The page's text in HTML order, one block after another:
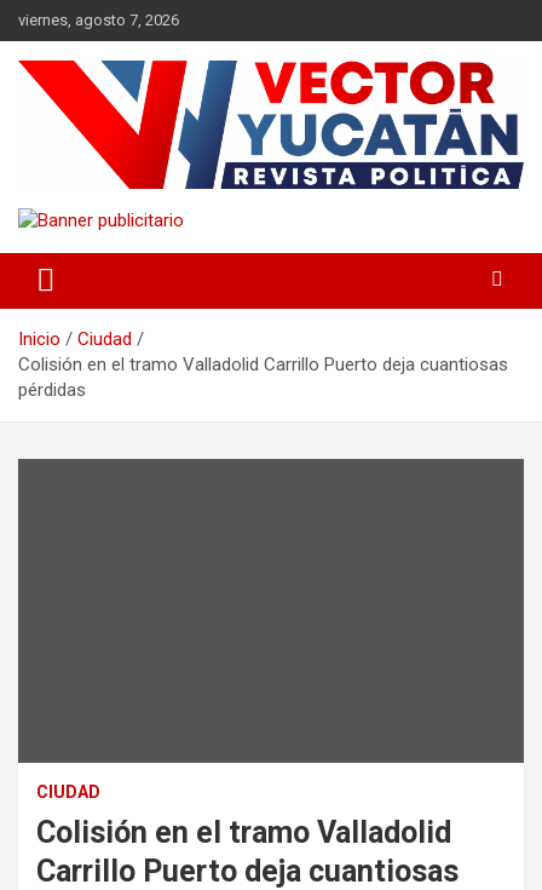
Saltar
al
contenido
viernes, agosto 7, 2026
Vector Yucatán
Inicio
Ciudad
Colisión en el tramo Valladolid Carrillo Puerto deja cuantiosas
pérdidas
CIUDAD
Colisión en el tramo Valladolid
Carrillo Puerto deja cuantiosas